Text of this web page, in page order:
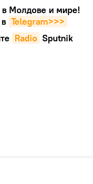
в Молдове и мире!
Telegram>>>
Radio Sputnik